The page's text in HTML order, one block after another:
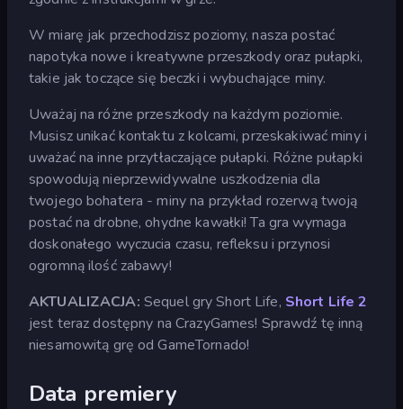
W miarę jak przechodzisz poziomy, nasza postać
napotyka nowe i kreatywne przeszkody oraz pułapki,
takie jak toczące się beczki i wybuchające miny.
Uważaj na różne przeszkody na każdym poziomie.
Musisz unikać kontaktu z kolcami, przeskakiwać miny i
uważać na inne przytłaczające pułapki. Różne pułapki
spowodują nieprzewidywalne uszkodzenia dla
twojego bohatera - miny na przykład rozerwą twoją
postać na drobne, ohydne kawałki! Ta gra wymaga
doskonałego wyczucia czasu, refleksu i przynosi
ogromną ilość zabawy!
AKTUALIZACJA: Sequel gry Short Life, Short Life 2
jest teraz dostępny na CrazyGames! Sprawdź tę inną
niesamowitą grę od GameTornado!
Data premiery